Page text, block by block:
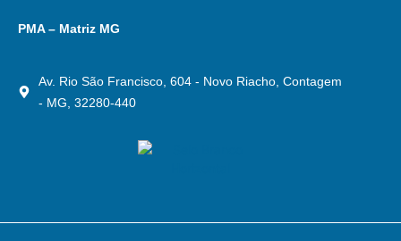
PMA – Matriz MG
Av. Rio São Francisco, 604 - Novo Riacho, Contagem
- MG, 32280-440